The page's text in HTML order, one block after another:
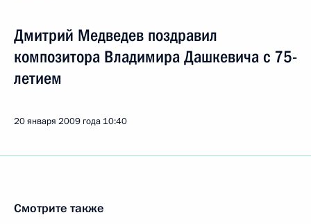
Дмитрий Медведев поздравил
композитора Владимира Дашкевича с 75-
летием
20 января 2009 года 10:40
Смотрите также